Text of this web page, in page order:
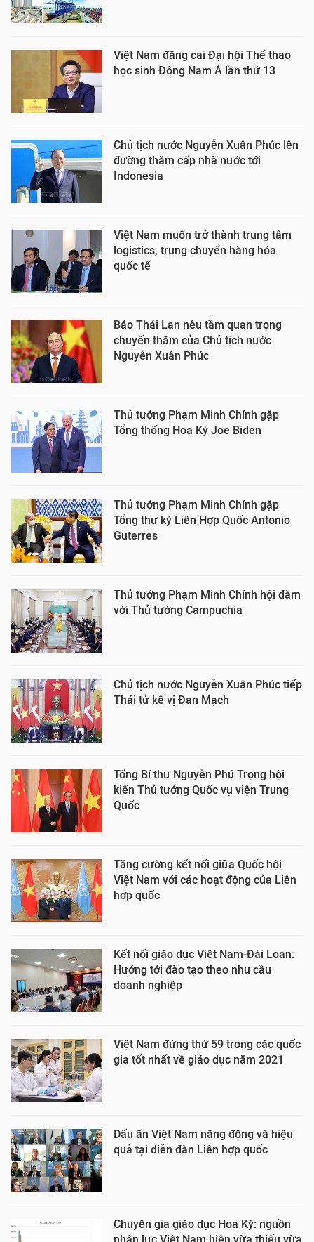
Việt Nam đăng cai Đại hội Thể thao
học sinh Đông Nam Á lần thứ 13
Chủ tịch nước Nguyễn Xuân Phúc lên
đường thăm cấp nhà nước tới
Indonesia
Việt Nam muốn trở thành trung tâm
logistics, trung chuyển hàng hóa
quốc tế
Báo Thái Lan nêu tầm quan trọng
chuyến thăm của Chủ tịch nước
Nguyễn Xuân Phúc
Thủ tướng Phạm Minh Chính gặp
Tổng thống Hoa Kỳ Joe Biden
Thủ tướng Phạm Minh Chính gặp
Tổng thư ký Liên Hợp Quốc Antonio
Guterres
Thủ tướng Phạm Minh Chính hội đàm
với Thủ tướng Campuchia
Chủ tịch nước Nguyễn Xuân Phúc tiếp
Thái tử kế vị Đan Mạch
Tổng Bí thư Nguyễn Phú Trọng hội
kiến Thủ tướng Quốc vụ viện Trung
Quốc
Tăng cường kết nối giữa Quốc hội
Việt Nam với các hoạt động của Liên
hợp quốc
Kết nối giáo dục Việt Nam-Đài Loan:
Hướng tới đào tạo theo nhu cầu
doanh nghiệp
Việt Nam đứng thứ 59 trong các quốc
gia tốt nhất về giáo dục năm 2021
Dấu ấn Việt Nam năng động và hiệu
quả tại diễn đàn Liên hợp quốc
Chuyên gia giáo dục Hoa Kỳ: nguồn